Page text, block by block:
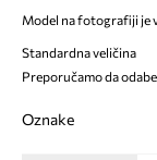
Model na fotografiji je
Standardna veličina
Preporučamo da
Oznake